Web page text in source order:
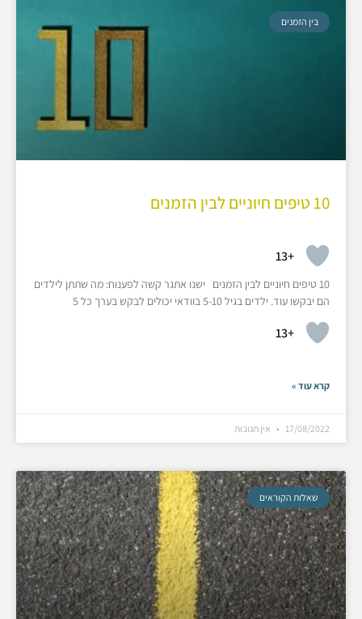
בין הזמנים
10 טיפים חיוניים לבין הזמנים
+13
10 טיפים חיוניים לבין הזמנים ישנו אתגר קשה לפענוח: מה שתתן לילדים
הם יבקשו עוד. ילדים בגיל 5-10 בוודאי יכולים לבקש בערך כל 5
+13
קרא עוד »
17/08/2022 אין תגובות
שאלות הקוראים